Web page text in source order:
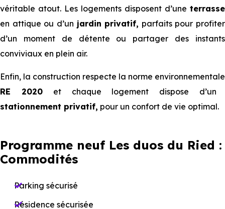
véritable atout. Les logements disposent d’une terrasse
en attique ou d’un jardin privatif, parfaits pour profiter
d’un moment de détente ou partager des instants
conviviaux en plein air.
Enfin, la construction respecte la norme environnementale
RE 2020et chaque logement dispose d’un
stationnement privatif, pour un confort de vie optimal.
Programme neuf Les duos du Ried :
Commodités
Parking sécurisé
Résidence sécurisée